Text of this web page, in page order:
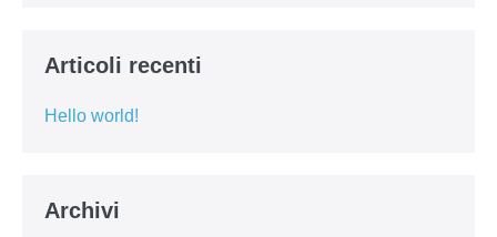
Articoli recenti
Hello world!
Archivi